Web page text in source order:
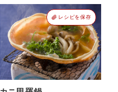
レシピを保存